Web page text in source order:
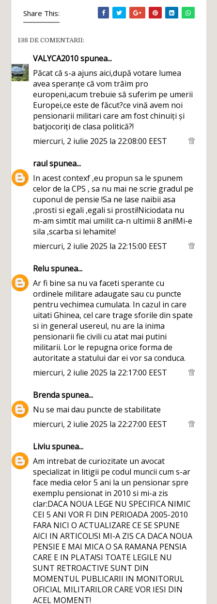
Share This:
138 DE COMENTARII:
VALYCA2010spunea...
Păcat că s-a ajuns aici,după votare lumea
avea speranțe că vom trăim pro
europeni,acum trebuie să suferim pe umerii
Europei,ce este de făcut?ce vină avem noi
pensionarii militari care am fost chinuiți și
batjocoriți de clasa politică?!
miercuri, 2 iulie 2025 la 22:08:00 EEST
raulspunea...
In acest contexf ,eu propun sa le spunem
celor de la CPS , sa nu mai ne scrie gradul pe
cuponul de pensie !Sa ne lase naibii asa
,prosti si egali ,egali si prosti!Niciodata nu
m-am simtit mai umilit ca-n ultimii 8 ani!Mi-e
sila ,scarba si lehamite!
miercuri, 2 iulie 2025 la 22:15:00 EEST
Reluspunea...
Ar fi bine sa nu va faceti sperante cu
ordinele militare adaugate sau cu puncte
pentru vechimea cumulata. In cazul in care
uitati Ghinea, cel care trage sforile din spate
si in general usereul, nu are la inima
pensionarii fie civili cu atat mai putini
militarii. Lor le repugna orice forma de
autoritate a statului dar ei vor sa conduca.
miercuri, 2 iulie 2025 la 22:17:00 EEST
Brendaspunea...
Nu se mai dau puncte de stabilitate
miercuri, 2 iulie 2025 la 22:27:00 EEST
Liviuspunea...
Am intrebat de curiozitate un avocat
specializat in litigii pe codul muncii cum s-ar
face media celor 5 ani la un pensionar spre
exemplu pensionat in 2010 si mi-a zis
clar:DACA NOUA LEGE NU SPECIFICA NIMIC
CEI 5 ANI VOR FI DIN PERIOADA 2005-2010
FARA NICI O ACTUALIZARE CE SE SPUNE
AICI IN ARTICOL!SI MI-A ZIS CA DACA NOUA
PENSIE E MAI MICA O SA RAMANA PENSIA
CARE E IN PLATA!SI TOATE LEGILE NU
SUNT RETROACTIVE SUNT DIN
MOMENTUL PUBLICARII IN MONITORUL
OFICIAL MILITARILOR CARE VOR IESI DIN
ACEL MOMENT!